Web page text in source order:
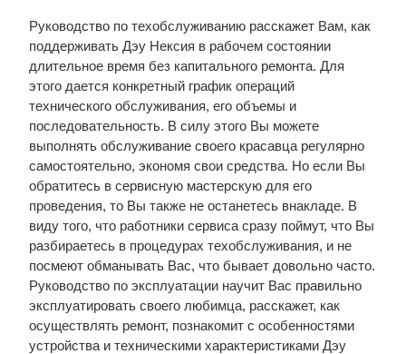
Руководство по техобслуживанию расскажет Вам, как
поддерживать Дэу Нексия в рабочем состоянии
длительное время без капитального ремонта. Для
этого дается конкретный график операций
технического обслуживания, его объемы и
последовательность. В силу этого Вы можете
выполнять обслуживание своего красавца регулярно
самостоятельно, экономя свои средства. Но если Вы
обратитесь в сервисную мастерскую для его
проведения, то Вы также не останетесь внакладе. В
виду того, что работники сервиса сразу поймут, что Вы
разбираетесь в процедурах техобслуживания, и не
посмеют обманывать Вас, что бывает довольно часто.
Руководство по эксплуатации научит Вас правильно
эксплуатировать своего любимца, расскажет, как
осуществлять ремонт, познакомит с особенностями
устройства и техническими характеристиками Дэу